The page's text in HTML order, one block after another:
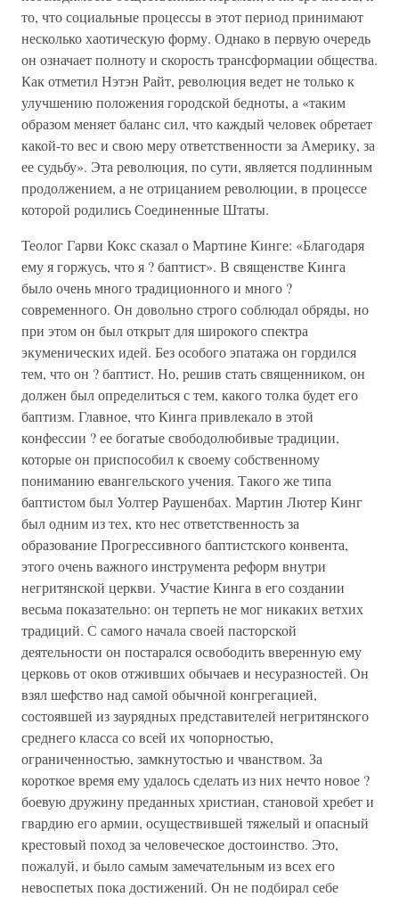
то, что социальные процессы в этот период принимают
несколько хаотическую форму. Однако в первую очередь
он означает полноту и скорость трансформации общества.
Как отметил Нэтэн Райт, революция ведет не только к
улучшению положения городской бедноты, а «таким
образом меняет баланс сил, что каждый человек обретает
какой-то вес и свою меру ответственности за Америку, за
ее судьбу». Эта революция, по сути, является подлинным
продолжением, а не отрицанием революции, в процессе
которой родились Соединенные Штаты.
Теолог Гарви Кокс сказал о Мартине Кинге: «Благодаря
ему я горжусь, что я ? баптист». В священстве Кинга
было очень много традиционного и много ?
современного. Он довольно строго соблюдал обряды, но
при этом он был открыт для широкого спектра
экуменических идей. Без особого эпатажа он гордился
тем, что он ? баптист. Но, решив стать священником, он
должен был определиться с тем, какого толка будет его
баптизм. Главное, что Кинга привлекало в этой
конфессии ? ее богатые свободолюбивые традиции,
которые он приспособил к своему собственному
пониманию евангельского учения. Такого же типа
баптистом был Уолтер Раушенбах. Мартин Лютер Кинг
был одним из тех, кто нес ответственность за
образование Прогрессивного баптистского конвента,
этого очень важного инструмента реформ внутри
негритянской церкви. Участие Кинга в его создании
весьма показательно: он терпеть не мог никаких ветхих
традиций. С самого начала своей пасторской
деятельности он постарался освободить вверенную ему
церковь от оков отживших обычаев и несуразностей. Он
взял шефство над самой обычной конгрегацией,
состоявшей из заурядных представителей негритянского
среднего класса со всей их чопорностью,
ограниченностью, замкнутостью и чванством. За
короткое время ему удалось сделать из них нечто новое ?
боевую дружину преданных христиан, становой хребет и
гвардию его армии, осуществившей тяжелый и опасный
крестовый поход за человеческое достоинство. Это,
пожалуй, и было самым замечательным из всех его
невоспетых пока достижений. Он не подбирал себе